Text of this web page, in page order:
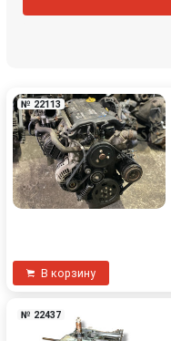
Volvo
№ 22113
В корзину
№ 22437